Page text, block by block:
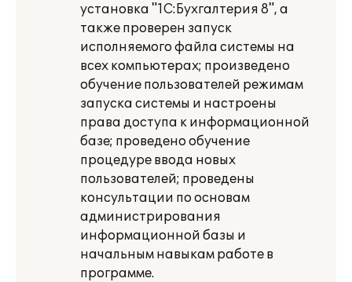
установка "1С:Бухгалтерия 8", а
также проверен запуск
исполняемого файла системы на
всех компьютерах; произведено
обучение пользователей режимам
запуска системы и настроены
права доступа к информационной
базе; проведено обучение
процедуре ввода новых
пользователей; проведены
консультации по основам
администрирования
информационной базы и
начальным навыкам работе в
программе.